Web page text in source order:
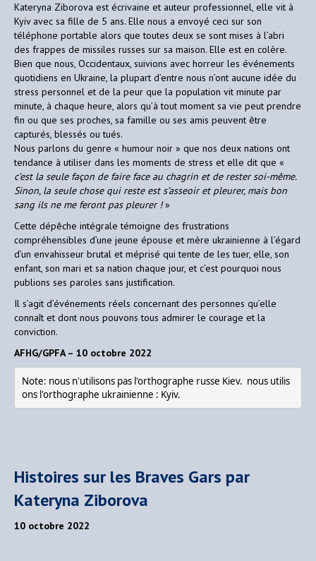
Kateryna Ziborova est écrivaine et auteur professionnel, elle vit à
Kyiv avec sa fille de 5 ans. Elle nous a envoyé ceci sur son
téléphone portable alors que toutes deux se sont mises à l’abri
des frappes de missiles russes sur sa maison. Elle est en colère.
Bien que nous, Occidentaux, suivions avec horreur les événements
quotidiens en Ukraine, la plupart d’entre nous n’ont aucune idée du
stress personnel et de la peur que la population vit minute par
minute, à chaque heure, alors qu’à tout moment sa vie peut prendre
fin ou que ses proches, sa famille ou ses amis peuvent être
capturés, blessés ou tués.
Nous parlons du genre « humour noir » que nos deux nations ont
tendance à utiliser dans les moments de stress et elle dit que «
c’est la seule façon de faire face au chagrin et de rester soi-même.
Sinon, la seule chose qui reste est s’asseoir et pleurer, mais bon
sang ils ne me feront pas pleurer !»
Cette dépêche intégrale témoigne des frustrations
compréhensibles d’une jeune épouse et mère ukrainienne à l’égard
d’un envahisseur brutal et méprisé qui tente de les tuer, elle, son
enfant, son mari et sa nation chaque jour, et c’est pourquoi nous
publions ses paroles sans justification.
Il s’agit d’événements réels concernant des personnes qu’elle
connaît et dont nous pouvons tous admirer le courage et la
conviction.
AFHG/GPFA – 10 octobre 2022
Note: nous n'utilisons pas l'orthographe russe Kiev.  nous utilis
ons l'orthographe ukrainienne : Kyiv.
Histoires sur les Braves Gars par
Kateryna Ziborova
10 octobre 2022